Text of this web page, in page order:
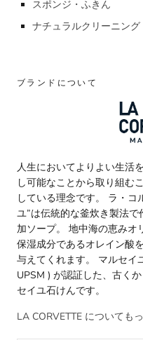
スポンジ・ふきん
ナチュラルクリーニング
ブランドについて
人生においてよりよい生活
し可能なことから取り組む
している理念です。 ラ・コ
ユ”は伝統的な釜炊き製法
加ソープ。 地中海の恵みオ
保湿成分であるオレイン酸
与えてくれます。 マルセイ
UPSM ) が認証した、古く
セイユ石けんです。
LA CORVETTE についても